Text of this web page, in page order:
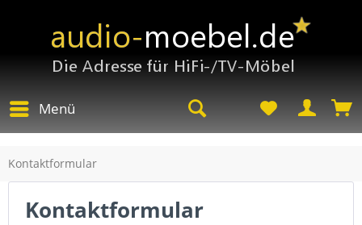
Menü
Kontaktformular
Kontaktformular